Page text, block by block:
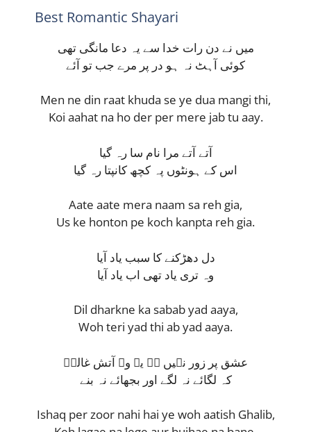
Best Romantic Shayari
میں نے دن رات خدا سے یہ دعا مانگی تھی
کوئی آہٹ نہ ہو در پر مرے جب تو آئے
Men ne din raat khuda se ye dua mangi thi,
Koi aahat na ho der per mere jab tu aay.
آتے آتے مرا نام سا رہ گیا
اس کے ہونٹوں پہ کچھ کانپتا رہ گیا
Aate aate mera naam sa reh gia,
Us ke honton pe koch kanpta reh gia.
دل دھڑکنے کا سبب یاد آیا
وہ تری یاد تھی اب یاد آیا
Dil dharkne ka sabab yad aaya,
Woh teri yad thi ab yad aaya.
عشق پر زور نہیں ہے یہ وہ آتش غالبؔ
کہ لگائے نہ لگے اور بجھائے نہ بنے
Ishaq per zoor nahi hai ye woh aatish Ghalib,